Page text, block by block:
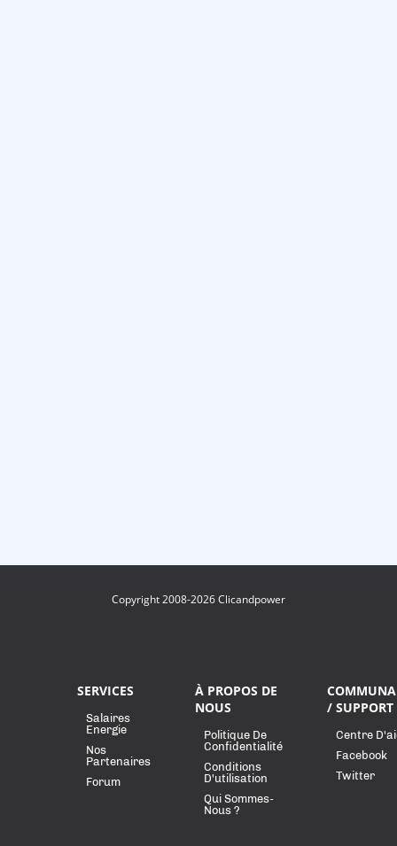
Copyright 2008-2026 Clicandpower
SERVICES
Salaires
Energie
Nos
Partenaires
Forum
À PROPOS DE
NOUS
Politique De
Confidentialité
Conditions
D'utilisation
Qui Sommes-
Nous ?
/ SUPPORT
Centre
Facebook
Twitter